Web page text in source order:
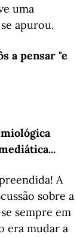
uma
apurou.
a pensar "e
A
sobre a
sempre em
era mudar a